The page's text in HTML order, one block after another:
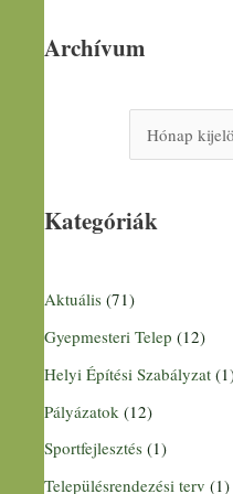
Archívum
Kategóriák
Aktuális (71)
Gyepmesteri Telep (12)
Helyi Építési Szabályzat
Pályázatok (12)
Sportfejlesztés (1)
Településrendezési terv (1)